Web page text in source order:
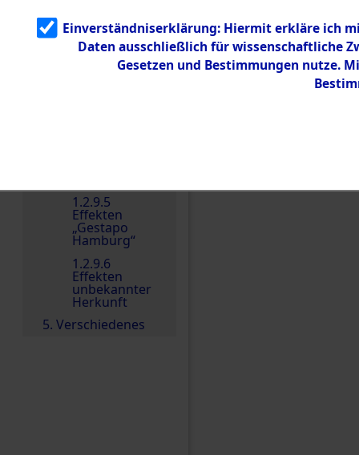
1.2.9.3
Effekten aus
dem KZ
Neuengamm
1.2.9.5
Effekten
„Gestapo
Hamburg“
1.2.9.6
Effekten
unbekannter
Herkunft
5. Verschiedenes
Einen Kommentar
Einverständniserklärung: Hiermit erkläre ich
Daten ausschließlich für wissenschaftliche
Gesetzen und Bestimmungen nutze.